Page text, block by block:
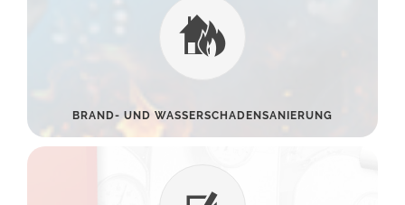
BRAND- UND WASSERSCHADENSANIERUNG